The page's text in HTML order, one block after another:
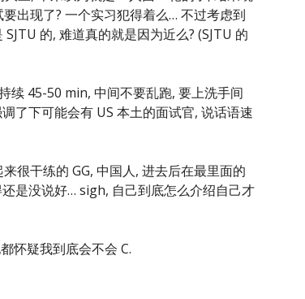
出现了? 一个实习犯得着么… 不过考虑到
的, 难道真的就是因为近么? (SJTU 的
续 45-50 min, 中间不要乱跑, 要上洗手间
了下可能会有 US 本土的面试官, 说话语速
很干练的 GG, 中国人, 进去后在最里面的
是没说好… sigh, 自己到底怎么介绍自己才
怀疑我到底会不会 C.